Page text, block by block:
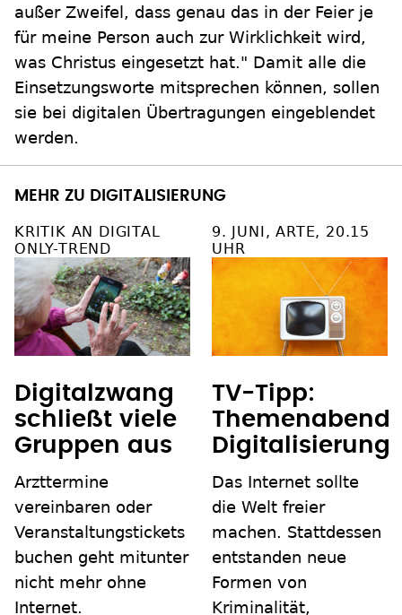
außer Zweifel, dass genau das in der Feier je
für meine Person auch zur Wirklichkeit wird,
was Christus eingesetzt hat." Damit alle die
Einsetzungsworte mitsprechen können, sollen
sie bei digitalen Übertragungen eingeblendet
werden.
MEHR ZU DIGITALISIERUNG
KRITIK AN DIGITAL
ONLY-TREND
Digitalzwang
schließt viele
Gruppen aus
Arzttermine
vereinbaren oder
Veranstaltungstickets
buchen geht mitunter
nicht mehr ohne
Internet.
9. JUNI, ARTE, 20.15
UHR
TV-Tipp:
Themenabend
Digitalisierung
Das Internet sollte
die Welt freier
machen. Stattdessen
entstanden neue
Formen von
Kriminalität,